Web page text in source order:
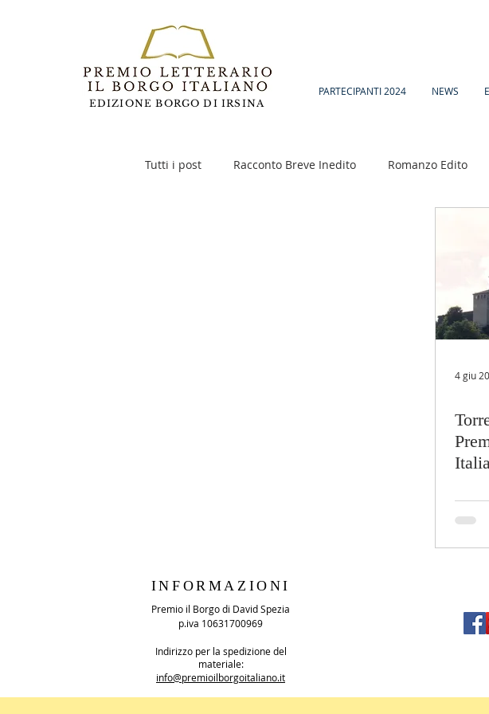
EDIZIONE BORGO DI IRSINA
PARTECIPANTI 2024 NEWS
Tutti i post Racconto Breve Inedito Romanzo Edito
4 giu
INFORMAZIONI
Premio il Borgo di David Spezia
p.iva 10631700969
Indirizzo per la spedizione del
materiale:
info@premioilborgoitaliano.it